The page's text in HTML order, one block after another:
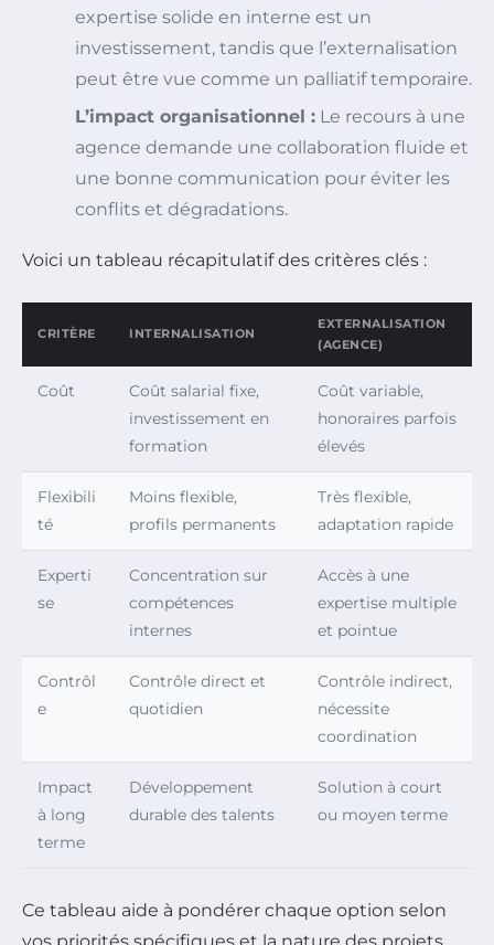
expertise solide en interne est un
investissement, tandis que l’externalisation
peut être vue comme un palliatif temporaire.
L’impact organisationnel : Le recours à une
agence demande une collaboration fluide et
une bonne communication pour éviter les
conflits et dégradations.
Voici un tableau récapitulatif des critères clés :
CRITÈRE INTERNALISATION
EXTERNALISATION
(AGENCE)
Coût
Coût salarial fixe,
investissement en
formation
Coût variable,
honoraires parfois
élevés
Flexibili
té
Moins flexible,
profils permanents
Très flexible,
adaptation rapide
Experti
se
Concentration sur
compétences
internes
Accès à une
expertise multiple
et pointue
Contrôl
e
Contrôle direct et
quotidien
Contrôle indirect,
nécessite
coordination
Impact
à long
terme
Développement
durable des talents
Solution à court
ou moyen terme
Ce tableau aide à pondérer chaque option selon